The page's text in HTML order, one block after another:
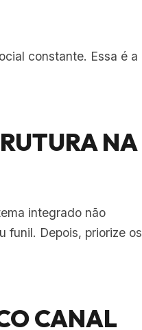
constante. Essa é a
NA
integrado não
funil. Depois, priorize os
CANAL